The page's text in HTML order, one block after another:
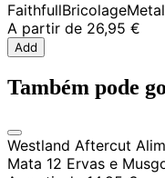
FaithfullBricolage
A partir de 26,95 €
Add
Também pode
Westland Aftercut
Mata 12 Ervas e